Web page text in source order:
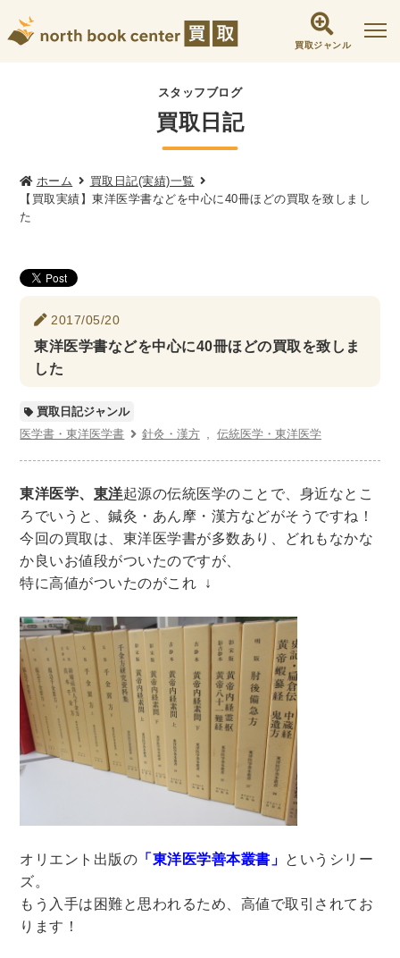
買取ジャンル
社会学書・人文書籍関係
哲学書・心理学・思想書
倫理学・道徳
文化人類学・民俗学
東洋哲学
現象学
西洋哲学 言語学 論理学
女性学
歴史書・地理
世界史 他歴史地理学
日本史
考古学書
ビジネス書
マーケティング・セールス
マネジメント・人材管理・リーダーシップ
経営学
経済学・経済事情
経理・アカウンティング
金融・ファイナンス・投資
アート・建築・デザイン・音楽
書道
インテリアデザイン・建築デザイン
他建築・芸術
住宅建築
写真 ・絵画 ・美術
建築家・建設・建築構造
彫刻・工芸
日本の伝統文化
東洋の建築
楽譜・スコア・音楽書
西洋の建築
理工書関係
科学書・工学書・コンピュータ書籍
物理学
スタッフブログ
買取日記
ホーム
買取日記(実績)一覧
【買取実績】東洋医学書などを中心に40冊ほどの買取を致しまし
た
2017/05/20
東洋医学書などを中心に40冊ほどの買取を致しま
した
買取日記ジャンル
医学書・東洋医学書
針灸・漢方 伝統医学・東洋医学
東洋医学、 東洋起源の伝統医学のことで、身近なとこ
ろでいうと、鍼灸・あん摩・漢方などがそうですね！
今回の買取は、東洋医学書が多数あり、どれもなかな
か良いお値段がついたのですが、
特に高値がついたのがこれ ↓
オリエント出版の 「東洋医学善本叢書」 というシリー
ズ。
もう入手は困難と思われるため、高値で取引されてお
ります！